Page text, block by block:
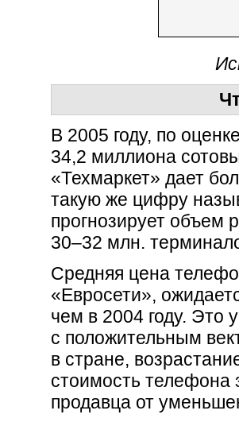
В 2005 году, по
34,2 миллиона
«Техмаркет» дает
такую же цифру
прогнозирует объем
30–32 млн.
Средняя цена
«Евросети»,
чем в 2004 году. Это
с положительным
в стране,
стоимость телефона
продавца от